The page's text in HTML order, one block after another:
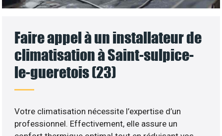
Faire appel à un installateur de
climatisation à Saint-sulpice-
le-gueretois (23)
Votre climatisation nécessite l’expertise d’un
professionnel. Effectivement, elle assure un